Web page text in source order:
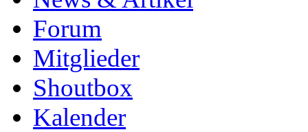
Forum
Mitglieder
Shoutbox
Kalender